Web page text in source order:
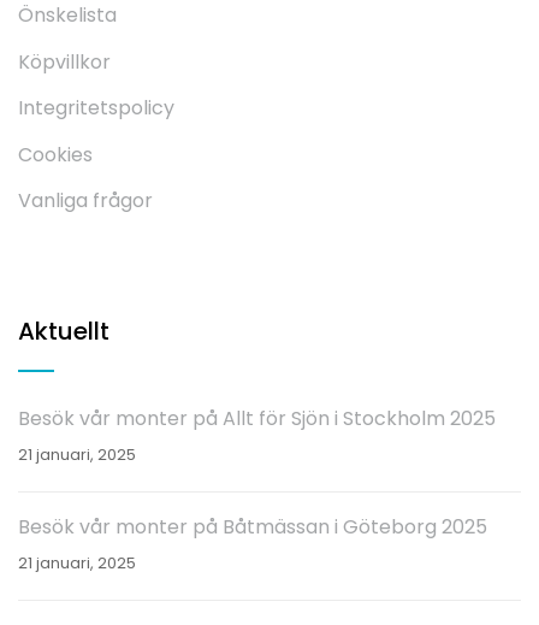
Önskelista
Köpvillkor
Integritetspolicy
Cookies
Vanliga frågor
Aktuellt
Besök vår monter på Allt för Sjön i Stockholm 2025
21 januari, 2025
Besök vår monter på Båtmässan i Göteborg 2025
21 januari, 2025